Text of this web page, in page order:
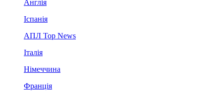
Англія
Іспанія
АПЛ Top News
Італія
Німеччина
Франція